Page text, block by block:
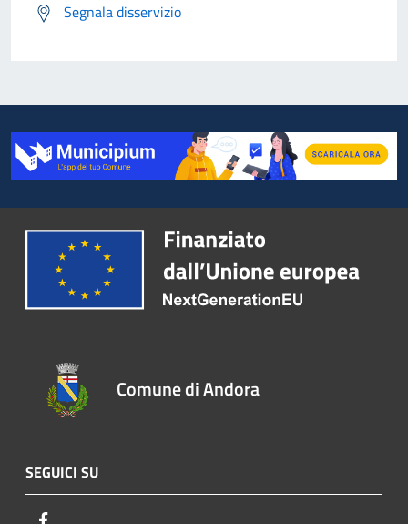
Segnala disservizio
Comune di Andora
SEGUICI SU